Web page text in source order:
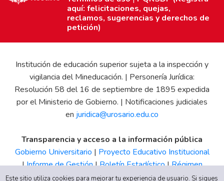
aquí: felicitaciones, quejas,
reclamos, sugerencias y derechos de
petición)
Institución de educación superior sujeta a la inspección y
vigilancia del Mineducación. | Personería Jurídica:
Resolución 58 del 16 de septiembre de 1895 expedida
por el Ministerio de Gobierno. | Notificaciones judiciales
en juridica@urosario.edu.co
Transparencia y acceso a la información pública
Gobierno Universitario | Proyecto Educativo Institucional
|Informe de Gestión|Boletín Estadístico|Régimen
Tributario|Estados Financieros |Código de Ética| Canal
Este sitio utiliza cookies para mejorar tu experiencia de usuario. Si sigues